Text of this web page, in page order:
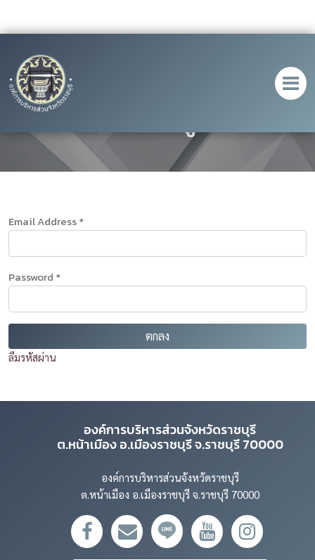
สมาชิกเข้าสู่ระบบ
Email Address *
Password *
ลืมรหัสผ่าน
องค์การบริหารส่วนจังหวัดราชบุรี
ต.หน้าเมือง อ.เมืองราชบุรี จ.ราชบุรี 70000
องค์การบริหารส่วนจังหวัดราชบุรี
ต.หน้าเมือง อ.เมืองราชบุรี จ.ราชบุรี 70000